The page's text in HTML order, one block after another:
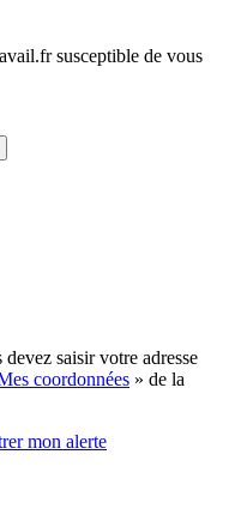
susceptible de vous
saisir votre adresse
coordonnées » de la
mon alerte